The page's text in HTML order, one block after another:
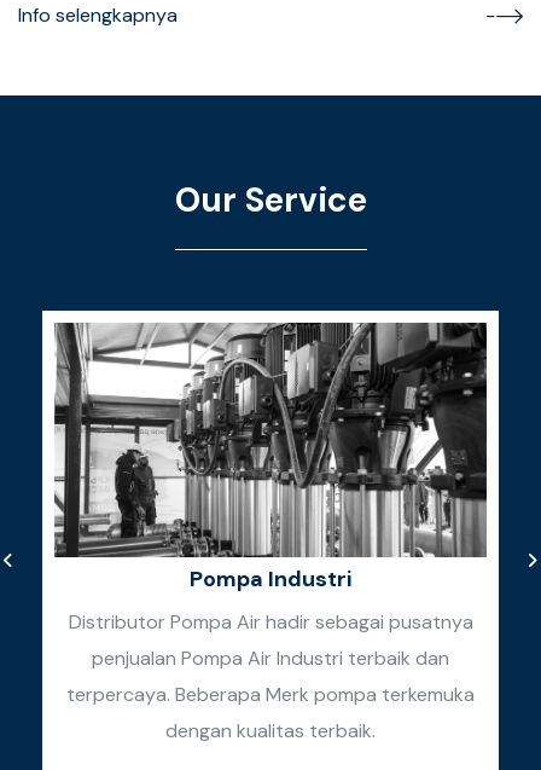
Info selengkapnya
Our Service
Pompa Industri
Distributor Pompa Air hadir sebagai pusatnya
penjualan Pompa Air Industri terbaik dan
terpercaya. Beberapa Merk pompa terkemuka
dengan kualitas terbaik.